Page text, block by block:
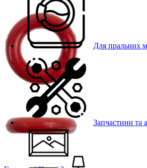
Для пральних
Запчастини та